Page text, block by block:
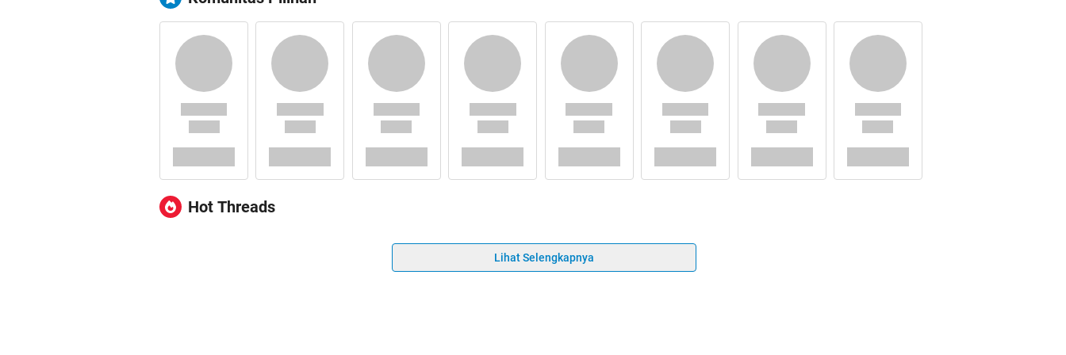
Hot Threads
Lihat Selengkapnya